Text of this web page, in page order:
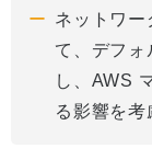
ネットワー
て、デフォ
し、AWS
る影響を考